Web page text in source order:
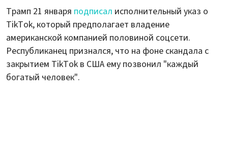
Трамп 21 января подписал исполнительный указ о
TikTok, который предполагает владение
американской компанией половиной соцсети.
Республиканец признался, что на фоне скандала с
закрытием TikTok в США ему позвонил "каждый
богатый человек".